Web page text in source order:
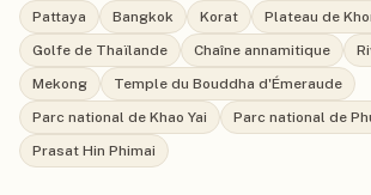
Pattaya Bangkok Korat
Plateau de
Golfe de Thaïlande
Chaîne annamitique
Mekong
Temple du Bouddha d'Émeraude
Parc national de Khao Yai
Parc national de
Prasat Hin Phimai